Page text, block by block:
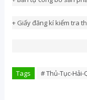
+ Giấy đăng kí kiểm tra
Tags # Thủ-Tục-Hải-